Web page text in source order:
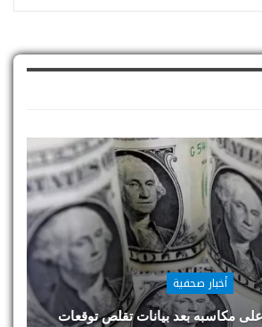
أخبار صحفية
على مكاسبه بعد بيانات تقلص توقعات